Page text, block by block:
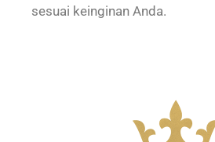
sesuai keinginan Anda.